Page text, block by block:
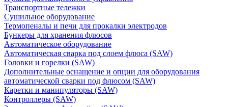
Транспортные тележки
Сушильное оборудование
Термопеналы и печи для прокалки электродов
Бункеры для хранения флюсов
Автоматическое оборудование
Автоматическая сварка под слоем флюса (SAW)
Головки и горелки (SAW)
Дополнительные оснащение и опции для оборудования
автоматической сварки под флюсом (SAW)
Каретки и манипуляторы (SAW)
Контроллеры (SAW)